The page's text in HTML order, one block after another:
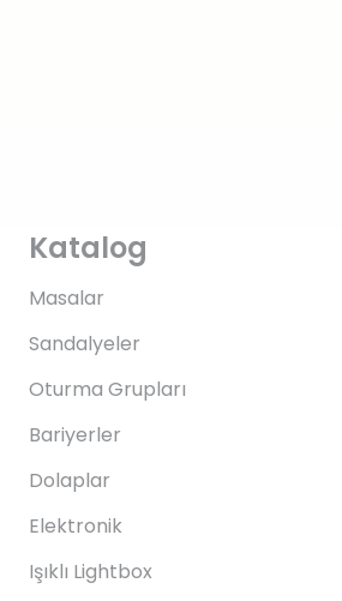
Katalog
Masalar
Sandalyeler
Oturma Grupları
Bariyerler
Dolaplar
Elektronik
Işıklı Lightbox